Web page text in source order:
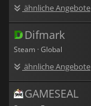
ähnliche Angebote
Difmark
Steam · Global
ähnliche Angebote
GAMESEAL